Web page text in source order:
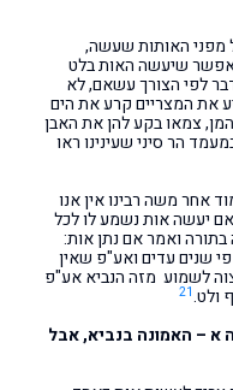
מפני האותות שעשה,
שיעשה האות בלט
לפי הצורך עשאם, לא
את המצריים קרע את הים
המן, צמאו בקע להן את האבן
הר סיני שעינינו ראו
אחר משה רבינו אין אנו
יעשה אות נשמע לו לכל
ואמר אם נתן אות:
שנים עדים ואע"פ שאין
לשמוע מזה הנביא אע"פ
ולט.21
א – האמונה בנביא, אבל